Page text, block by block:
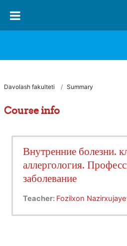
Davolash fakulteti Summary
Course info
Внутренние болезни.
аллергология.
заболевание
Teacher: Fozilxon